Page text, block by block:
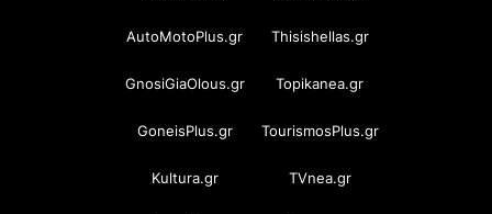
AutoMotoPlus.gr Thisishellas.gr
GnosiGiaOlous.gr Topikanea.gr
GoneisPlus.gr TourismosPlus.gr
Kultura.gr TVnea.gr